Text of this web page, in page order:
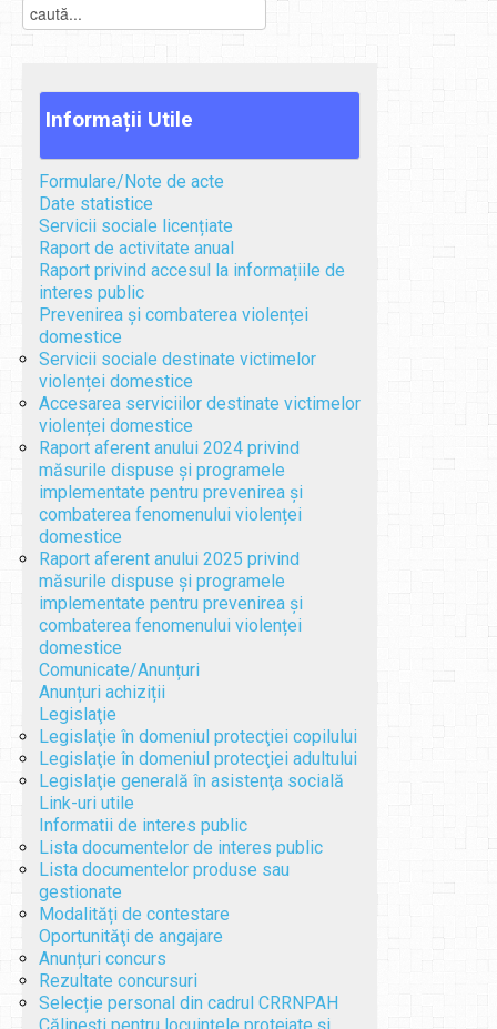
Informații Utile
Formulare/Note de acte
Date statistice
Servicii sociale licențiate
Raport de activitate anual
Raport privind accesul la informațiile de
interes public
Prevenirea și combaterea violenței
domestice
Servicii sociale destinate victimelor
violenței domestice
Accesarea serviciilor destinate victimelor
violenței domestice
Raport aferent anului 2024 privind
măsurile dispuse și programele
implementate pentru prevenirea și
combaterea fenomenului violenței
domestice
Raport aferent anului 2025 privind
măsurile dispuse și programele
implementate pentru prevenirea și
combaterea fenomenului violenței
domestice
Comunicate/Anunțuri
Anunțuri achiziții
Legislaţie
Legislaţie în domeniul protecţiei copilului
Legislaţie în domeniul protecţiei adultului
Legislaţie generală în asistenţa socială
Link-uri utile
Informatii de interes public
Lista documentelor de interes public
Lista documentelor produse sau
gestionate
Modalități de contestare
Oportunităţi de angajare
Anunțuri concurs
Rezultate concursuri
Selecție personal din cadrul CRRNPAH